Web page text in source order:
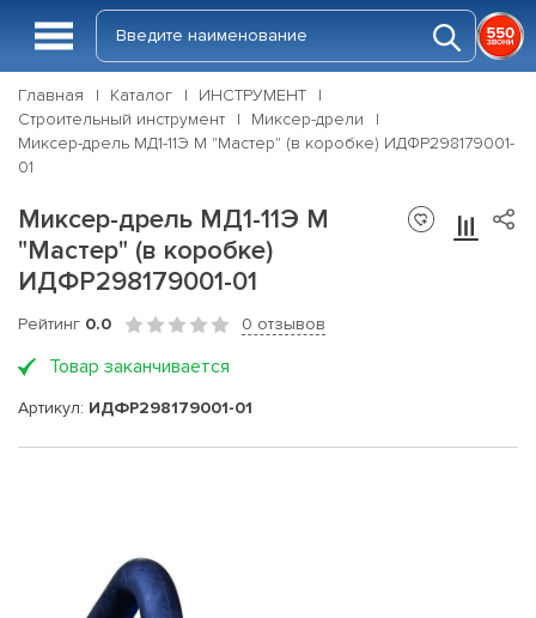
Главная Каталог
ИНСТРУМЕНТ
Строительный инструмент
Миксер-дрели
Миксер-дрель МД1-11Э М "Мастер" (в коробке) ИДФР298179001-
01
Миксер-дрель МД1-11Э М
"Мастер" (в коробке)
ИДФР298179001-01
Рейтинг 0.0 0 отзывов
Товар заканчивается
Артикул: ИДФР298179001-01